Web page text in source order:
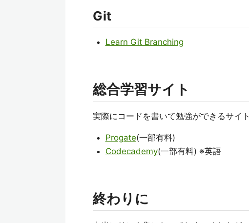
Git
Learn Git Branching
総合学習サイト
実際にコードを書いて勉強ができるサイト
Progate(一部有料)
Codecademy(一部有料) ※英語
終わりに